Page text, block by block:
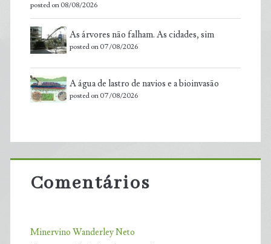
posted on 08/08/2026
As árvores não falham. As cidades, sim
posted on 07/08/2026
A água de lastro de navios e a bioinvasão
posted on 07/08/2026
Comentários
Minervino Wanderley Neto